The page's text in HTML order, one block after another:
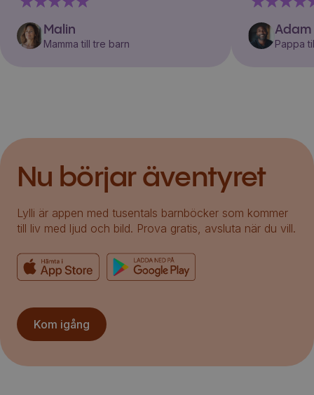
Malin
Mamma till tre barn
Adam
Pappa
Nu börjar äventyret
Lylli är appen med tusentals barnböcker som kommer
till liv med ljud och bild. Prova gratis, avsluta när du vill.
Kom igång